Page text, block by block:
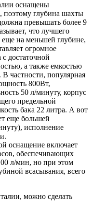
оснащены
глубина шахты
превышать более 9
что лучшего
на меньшей глубине,
огромное
с достаточной
а также емкостью
частности, популярная
800Вт,
50 л/минуту, корпус
предельной
бака 22 литра. А вот
еще большей
исполнение
оснащение включает
обеспечивающих
л/мин, но при этом
всасывания, всего
можно сделать